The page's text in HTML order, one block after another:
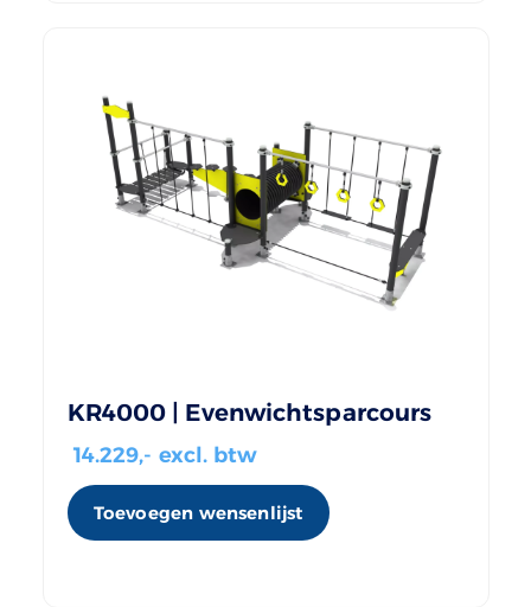
KR4000 | Evenwichtsparcours
14.229,- excl. btw
Toevoegen wensenlijst